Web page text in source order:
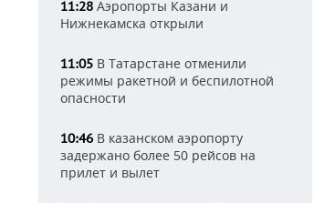
11:28 Аэропорты Казани и
Нижнекамска открыли
11:05 В Татарстане отменили
режимы ракетной и беспилотной
опасности
10:46 В казанском аэропорту
задержано более 50 рейсов на
прилет и вылет